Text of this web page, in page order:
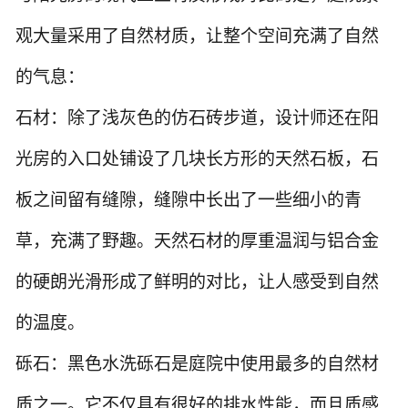
观大量采用了自然材质，让整个空间充满了自然
的气息：
石材：除了浅灰色的仿石砖步道，设计师还在阳
光房的入口处铺设了几块长方形的天然石板，石
板之间留有缝隙，缝隙中长出了一些细小的青
草，充满了野趣。天然石材的厚重温润与铝合金
的硬朗光滑形成了鲜明的对比，让人感受到自然
的温度。
砾石：黑色水洗砾石是庭院中使用最多的自然材